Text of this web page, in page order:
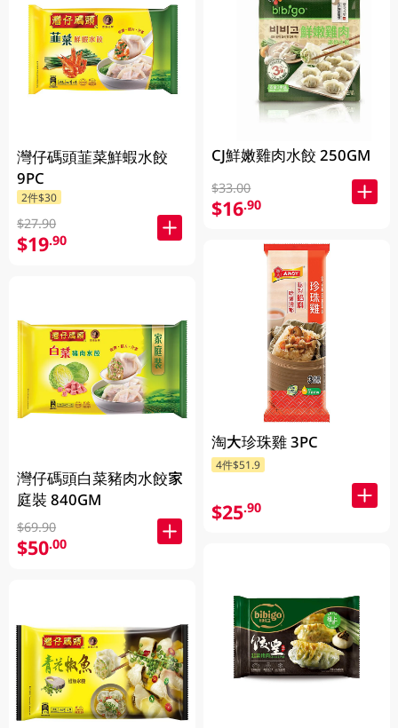
灣仔碼頭韮菜鮮蝦水餃
9PC
2件$30
$27.90
$19.90
灣仔碼頭白菜豬肉水餃家
庭裝 840GM
$69.90
$50.00
CJ鮮嫩雞肉水餃 250GM
$33.00
$16.90
淘大珍珠雞 3PC
4件$51.9
$25.90